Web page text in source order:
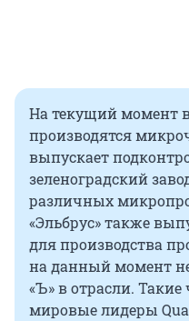
На текущий момент
производятся
выпускает
зеленоградский
различных
«Эльбрус» также
для производства
на данный момент
«Ъ» в отрасли.
мировые лидеры